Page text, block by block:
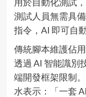
測試人員無需具
指令，AI 即可自
傳統腳本維護佔
透過 AI 智能識別
端開發框架限制
水表示：「一套